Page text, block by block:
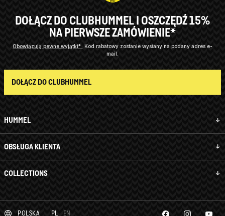
HUMMEL
OBSŁUGA KLIENTA
COLLECTIONS
DOŁĄCZ DO CLUBHUMMEL I OSZCZĘDŹ 15%
NA PIERWSZE ZAMÓWIENIE*
Obowiązują pewne wyjątki*
Kod rabatowy zostanie wysłany na podany adres e-
mail.
DOŁĄCZ DO CLUBHUMMEL
POLSKA PL EN